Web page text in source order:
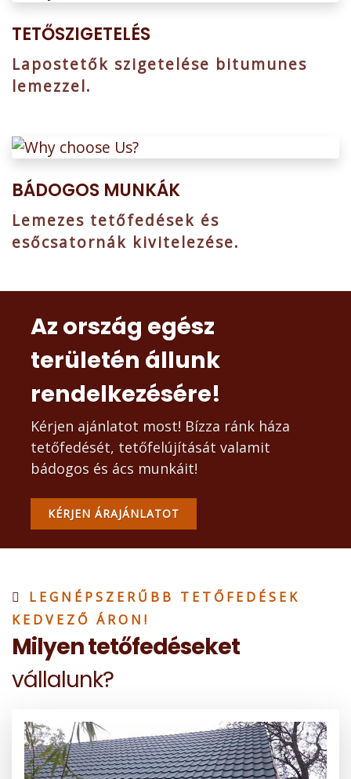
TETŐSZIGETELÉS
Lapostetők szigetelése bitumunes
lemezzel.
BÁDOGOS MUNKÁK
Lemezes tetőfedések és
esőcsatornák kivitelezése.
Az ország egész
területén állunk
rendelkezésére!
Kérjen ajánlatot most! Bízza ránk háza
tetőfedését, tetőfelújítását valamit
bádogos és ács munkáit!
KÉRJEN ÁRAJÁNLATOT
LEGNÉPSZERŰBB TETŐFEDÉSEK
KEDVEZŐ ÁRON!
Milyen tetőfedéseket
vállalunk?